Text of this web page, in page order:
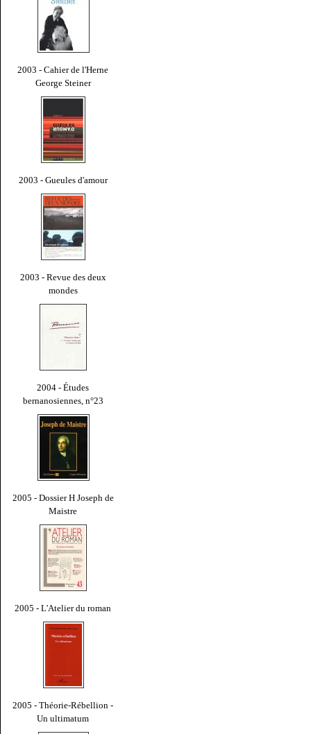
2003 - Cahier de l'Herne
George Steiner
2003 - Gueules d'amour
2003 - Revue des deux
mondes
2004 - Études
bernanosiennes, n°23
2005 - Dossier H Joseph de
Maistre
2005 - L'Atelier du roman
2005 - Théorie-Rébellion -
Un ultimatum